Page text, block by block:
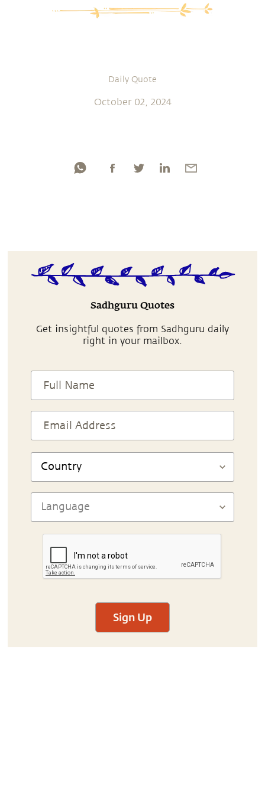
Daily Quote
October 02, 2024
Sadhguru Quotes
Get insightful quotes from Sadhguru daily
right in your mailbox.
Sign Up